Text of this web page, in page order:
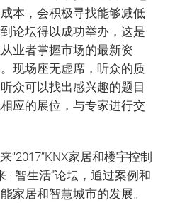
本，会积极寻找能够减低
论坛得以成功举办，这是
业者掌握市场的最新资
现场座无虚席，听众的质
众可以找出感兴趣的题目
应的展位，与专家进行交
“2017”KNX家居和楼宇控制
· 智生活”论坛，通过案例和
家居和智慧城市的发展。